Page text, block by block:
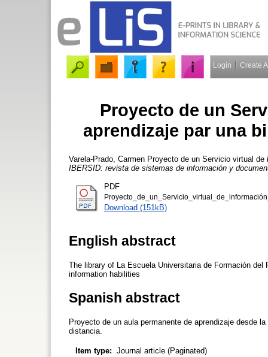
Login Create
Proyecto de un
aprendizaje par una
Varela-Prado, Carmen Proyecto de un Servicio virtual
IBERSID: revista de sistemas de información y
PDF
Download (151kB)
English abstract
The library of La Escuela Universitaria de Formación
information habilities
Spanish abstract
Proyecto de un aula permanente de aprendizaje desde
distancia.
Item type: Journal article (Paginated)